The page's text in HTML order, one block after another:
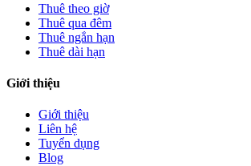
Thuê theo giờ
Thuê qua đêm
Thuê ngắn hạn
Thuê dài hạn
Giới thiệu
Giới thiệu
Liên hệ
Tuyển dụng
Blog